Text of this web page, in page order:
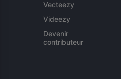
Vecteezy
Videezy
Devenir
contributeur